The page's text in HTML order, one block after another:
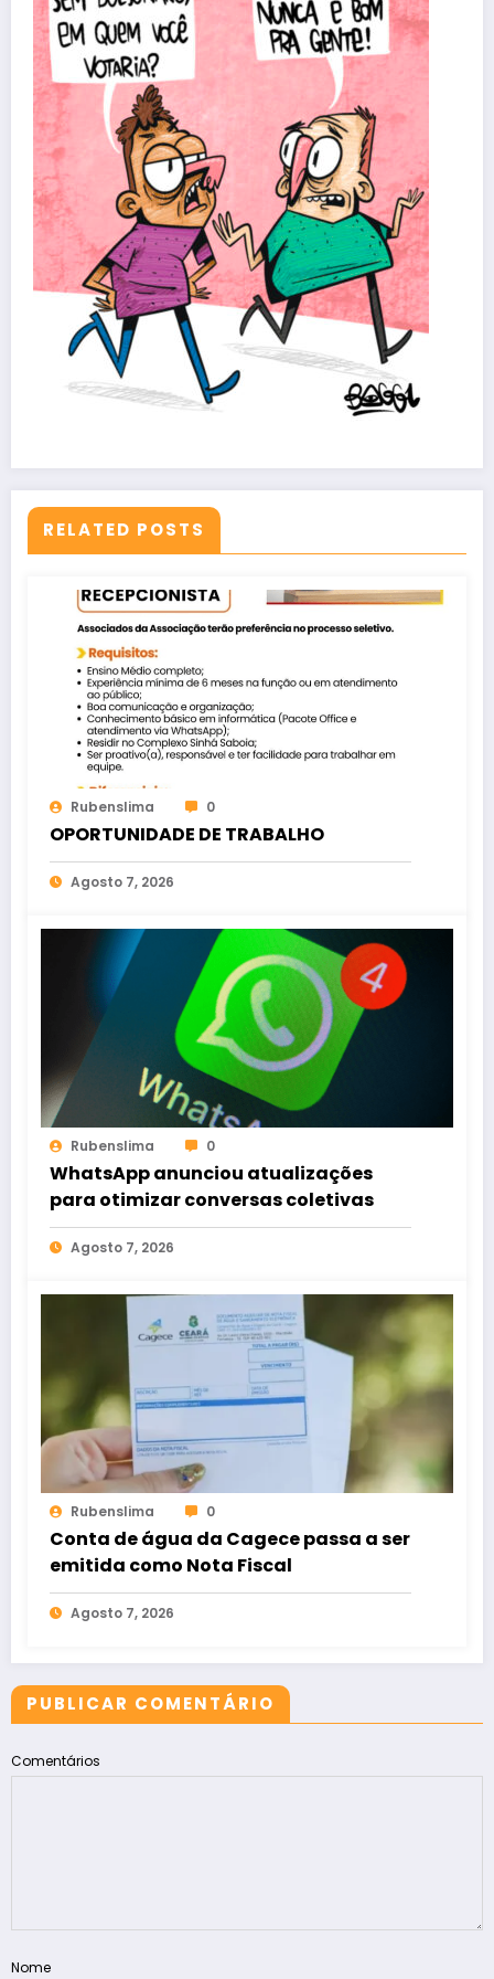
RELATED POSTS
Rubenslima 0
OPORTUNIDADE DE TRABALHO
Agosto 7, 2026
Rubenslima 0
WhatsApp anunciou atualizações
para otimizar conversas coletivas
Agosto 7, 2026
Rubenslima 0
Conta de água da Cagece passa a ser
emitida como Nota Fiscal
Agosto 7, 2026
PUBLICAR COMENTÁRIO
Comentários
Nome